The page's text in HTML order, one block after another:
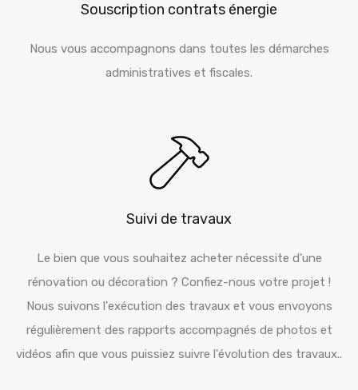
Souscription contrats énergie
Nous vous accompagnons dans toutes les démarches
administratives et fiscales.
Suivi de travaux
Le bien que vous souhaitez acheter nécessite d'une
rénovation ou décoration ? Confiez-nous votre projet !
Nous suivons l'exécution des travaux et vous envoyons
régulièrement des rapports accompagnés de photos et
vidéos afin que vous puissiez suivre l'évolution des travaux..